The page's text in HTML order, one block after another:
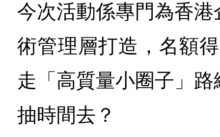
今次活動係專門為香
術管理層打造，名額
走「高質量小圈子」
抽時間去？